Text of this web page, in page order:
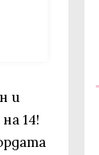
и
14!